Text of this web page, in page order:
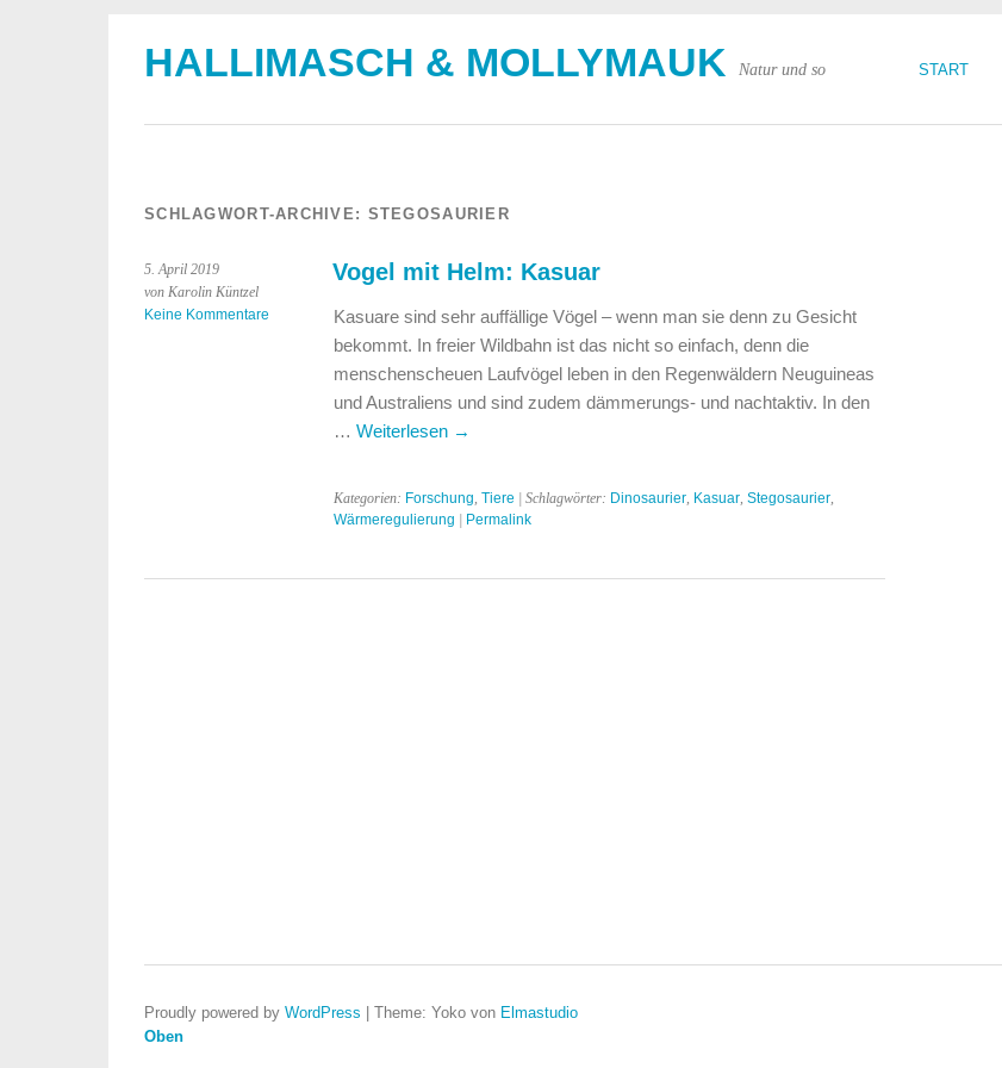
START
HALLIMASCH & MOLLYMAUK Natur und so
SCHLAGWORT-ARCHIVE: STEGOSAURIER
5. April 2019
von Karolin Küntzel
Keine Kommentare
Vogel mit Helm: Kasuar
Kasuare sind sehr auffällige Vögel – wenn man sie denn zu Gesicht
bekommt. In freier Wildbahn ist das nicht so einfach, denn die
menschenscheuen Laufvögel leben in den Regenwäldern Neuguineas
und Australiens und sind zudem dämmerungs- und nachtaktiv. In den
… Weiterlesen →
Kategorien: Forschung, Tiere | Schlagwörter: Dinosaurier, Kasuar, Stegosaurier,
Wärmeregulierung
Permalink
Proudly powered by WordPress Theme: Yoko von Elmastudio
Oben